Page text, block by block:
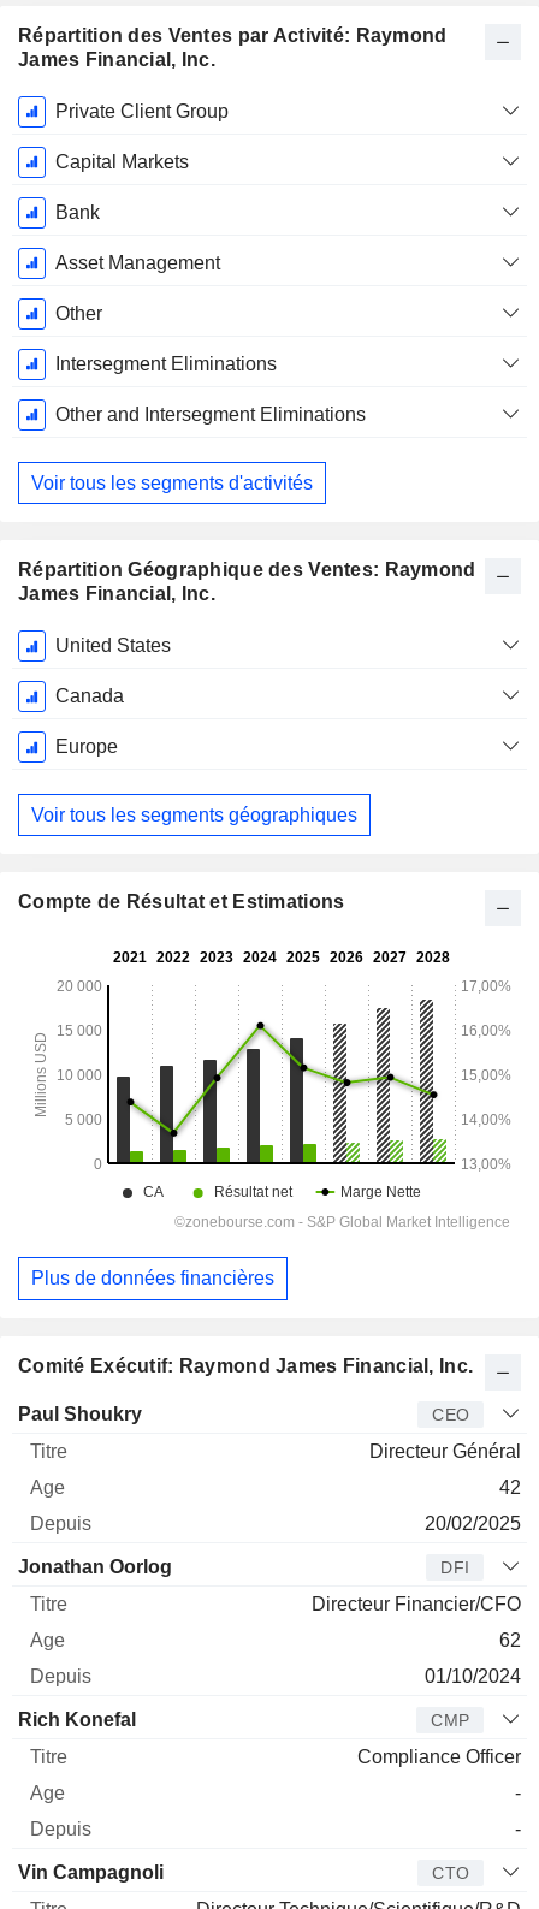
Répartition des Ventes par Activité: Raymond
James Financial, Inc.
Période
Fiscale:
Septembre
Private Client Group
Capital Markets
Bank
Asset Management
Other
Intersegment Eliminations
Other and Intersegment Eliminations
Voir tous les segments d'activités
Répartition Géographique des Ventes: Raymond
James Financial, Inc.
Période
Fiscale:
Septembre
United States
Canada
Europe
Voir tous les segments géographiques
Comité Exécutif: Raymond James Financial, Inc.
Dirigeant Titre
Paul Shoukry CEO
Directeur Général
42
20/02/2025
Jonathan Oorlog DFI
Directeur Financier/CFO
62
01/10/2024
Rich Konefal CMP
Compliance Officer
-
-
Vin Campagnoli CTO
Compte de Résultat et Estimations
Plus de données financières